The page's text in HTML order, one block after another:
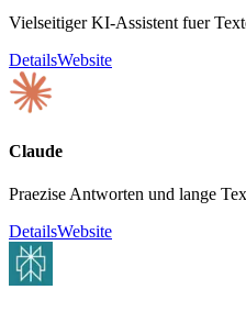
Vielseitiger KI-Assistent fuer
DetailsWebsite
Claude
Praezise Antworten und lange
DetailsWebsite